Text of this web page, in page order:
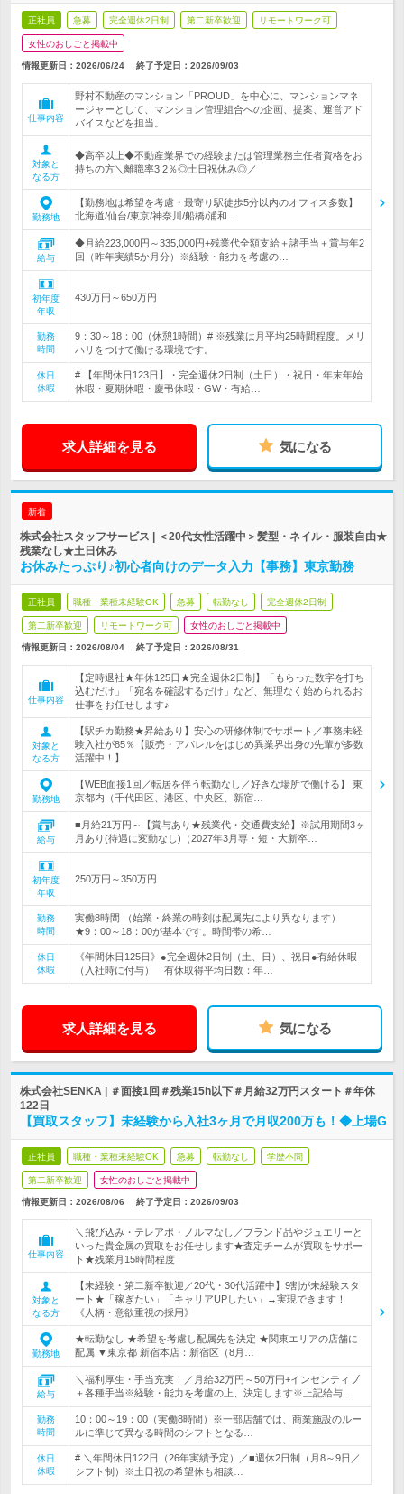
正社員 急募 完全週休2日制 第二新卒歓迎 リモートワーク可
女性のおしごと掲載中
情報更新日：2026/06/24 終了予定日： 2026/09/03
仕事内容
野村不動産のマンション「PROUD」を中心に、マンションマネ
ージャーとして、マンション管理組合への企画、提案、運営アド
バイスなどを担当。
対象と
なる方
◆高卒以上◆不動産業界での経験または管理業務主任者資格をお
持ちの方＼離職率3.2％◎土日祝休み◎／
勤務地
【勤務地は希望を考慮・最寄り駅徒歩5分以内のオフィス多数】
北海道/仙台/東京/神奈川/船橋/浦和…
給与
◆月給223,000円～335,000円+残業代全額支給＋諸手当＋賞与年2
回（昨年実績5か月分）※経験・能力を考慮の…
初年度
年収
430万円～650万円
勤務
時間
9：30～18：00（休憩1時間）# ※残業は月平均25時間程度。メリ
ハリをつけて働ける環境です。
休日
休暇
# 【年間休日123日】・完全週休2日制（土日）・祝日・年末年始
休暇・夏期休暇・慶弔休暇・GW・有給…
求人詳細を見る 気になる
新着
株式会社スタッフサービス | ＜20代女性活躍中＞髪型・ネイル・服装自由★
残業なし★土日休み
お休みたっぷり♪初心者向けのデータ入力【事務】東京勤務
正社員 職種・業種未経験OK 急募 転勤なし 完全週休2日制
第二新卒歓迎 リモートワーク可 女性のおしごと掲載中
情報更新日：2026/08/04 終了予定日： 2026/08/31
仕事内容
【定時退社★年休125日★完全週休2日制】「もらった数字を打ち
込むだけ」「宛名を確認するだけ」など、無理なく始められるお
仕事をお任せします♪
対象と
なる方
【駅チカ勤務★昇給あり】安心の研修体制でサポート／事務未経
験入社が85％【販売・アパレルをはじめ異業界出身の先輩が多数
活躍中！】
勤務地
【WEB面接1回／転居を伴う転勤なし／好きな場所で働ける】 東
京都内（千代田区、港区、中央区、新宿…
給与
■月給21万円～【賞与あり★残業代・交通費支給】※試用期間3ヶ
月あり(待遇に変動なし)（2027年3月専・短・大新卒…
初年度
年収
250万円～350万円
勤務
時間
実働8時間 （始業・終業の時刻は配属先により異なります）
★9：00～18：00が基本です。時間帯の希…
休日
休暇
《年間休日125日》●完全週休2日制（土、日）、祝日●有給休暇
（入社時に付与） 有休取得平均日数：年…
求人詳細を見る 気になる
株式会社SENKA | ＃面接1回＃残業15h以下＃月給32万円スタート＃年休
122日
【買取スタッフ】未経験から入社3ヶ月で月収200万も！◆上場G
正社員 職種・業種未経験OK 急募 転勤なし 学歴不問
第二新卒歓迎 女性のおしごと掲載中
情報更新日：2026/08/06 終了予定日： 2026/09/03
仕事内容
＼飛び込み・テレアポ・ノルマなし／ブランド品やジュエリーと
いった貴金属の買取をお任せします★査定チームが買取をサポー
ト★残業月15時間程度
対象と
なる方
【未経験・第二新卒歓迎／20代・30代活躍中】9割が未経験スタ
ート★「稼ぎたい」「キャリアUPしたい」→実現できます！
《人柄・意欲重視の採用》
勤務地
★転勤なし ★希望を考慮し配属先を決定 ★関東エリアの店舗に
配属 ▼東京都 新宿本店：新宿区（8月…
給与
＼福利厚生・手当充実！／月給32万円～50万円+インセンティブ
＋各種手当※経験・能力を考慮の上、決定します※上記給与…
勤務
時間
10：00～19：00（実働8時間）※一部店舗では、商業施設のルー
ルに準じて異なる時間のシフトとなる…
休日
休暇
# ＼年間休日122日（26年実績予定）／■週休2日制（月8～9日／
シフト制）※土日祝の希望休も相談…